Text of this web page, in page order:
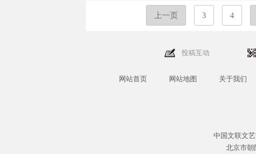
改变了文艺的主体功能
的形态，建构了日益庞
的数字艺术市场，以及
在文化产业发展中发挥
上一页 3 4
投稿互动
网站首页 网站地图 关于我们
中国文联文
北京市朝